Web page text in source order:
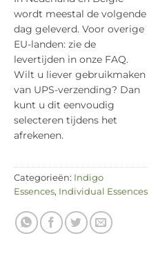
wordt meestal de volgende
dag geleverd. Voor overige
EU-landen: zie de
levertijden in onze FAQ.
Wilt u liever gebruikmaken
van UPS-verzending? Dan
kunt u dit eenvoudig
selecteren tijdens het
afrekenen.
Categorieën: Indigo
Essences, Individual Essences